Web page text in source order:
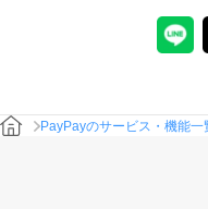
PayPayのサービス・機能一